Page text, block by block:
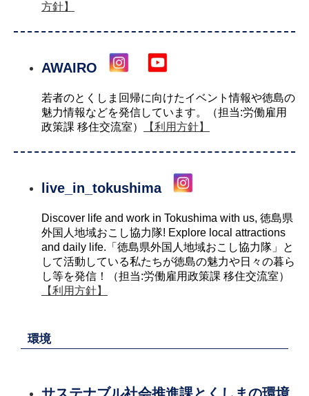
方針】
AWAIRO
若者のとくしま回帰に向けたイベント情報や徳島の
魅力情報などを発信しています。（担当:労働雇用
政策課 移住交流室）
【利用方針】
live_in_tokushima
Discover life and work in Tokushima with us, 徳島県
外国人地域おこし協力隊! Explore local attractions
and daily life.「徳島県外国人地域おこし協力隊」と
して活動している私たちが徳島の魅力や日々の暮ら
し等を発信！（担当:労働雇用政策課 移住交流室）
【利用方針】
環境